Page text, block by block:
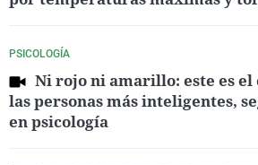
PSICOLOGÍA
Ni rojo ni amarillo: este es
las personas más inteligentes,
en psicología